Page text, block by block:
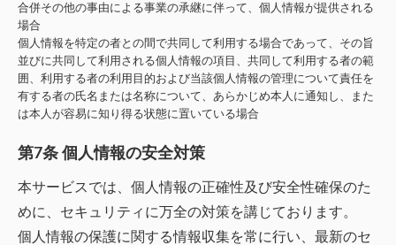
合併その他の事由による事業の承継に伴って、個人情報が提供される
場合
個人情報を特定の者との間で共同して利用する場合であって、その旨
並びに共同して利用される個人情報の項目、共同して利用する者の範
囲、利用する者の利用目的および当該個人情報の管理について責任を
有する者の氏名または名称について、あらかじめ本人に通知し、また
は本人が容易に知り得る状態に置いている場合
第7条 個人情報の安全対策
本サービスでは、個人情報の正確性及び安全性確保のた
めに、セキュリティに万全の対策を講じております。
個人情報の保護に関する情報収集を常に行い、最新のセ